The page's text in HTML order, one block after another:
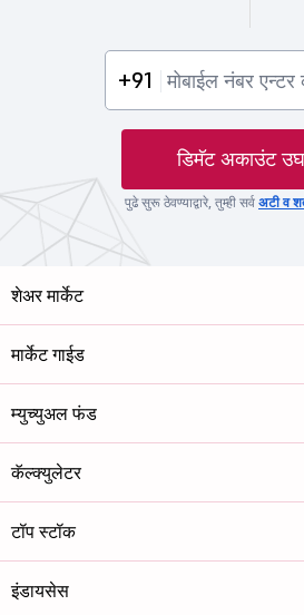
+91
डिमॅट अकाउंट
पुढे सुरू ठेवण्याद्वारे, तुम्ही सर्व अटी व
शेअर मार्केट
मार्केट गाईड
म्युच्युअल फंड
कॅल्क्युलेटर
टॉप स्टॉक
इंडायसेस